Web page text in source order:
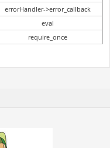
errorHandler->error_callback
eval
require_once